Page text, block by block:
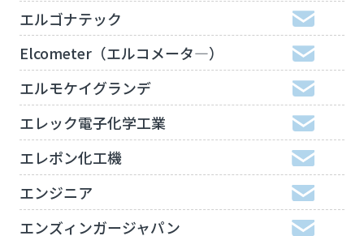
エルゴナテック
Elcometer（エルコメータ―）
エルモケイグランデ
エレック電子化学工業
エレポン化工機
エンジニア
エンズィンガージャパン